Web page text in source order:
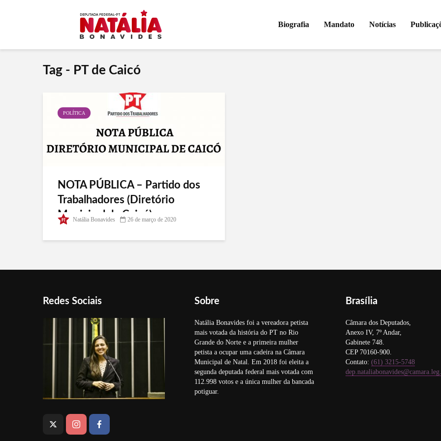
Biografia Mandato Notícias
Tag - PT de Caicó
POLÍTICA
NOTA PÚBLICA – Partido dos
Trabalhadores (Diretório
Municipal de Caicó)
Natália Bonavides 26 de março de 2020
Redes Sociais Sobre
Natália Bonavides foi a vereadora petista
mais votada da história do PT no Rio
Grande do Norte e a primeira mulher
petista a ocupar uma cadeira na Câmara
Municipal de Natal. Em 2018 foi eleita a
segunda deputada federal mais votada com
112.998 votos e a única mulher da bancada
potiguar.
Brasília
Câmara dos Deputados,
Anexo IV, 7º Andar,
Gabinete 748.
CEP 70160-900.
Contato: (61) 3215-5748